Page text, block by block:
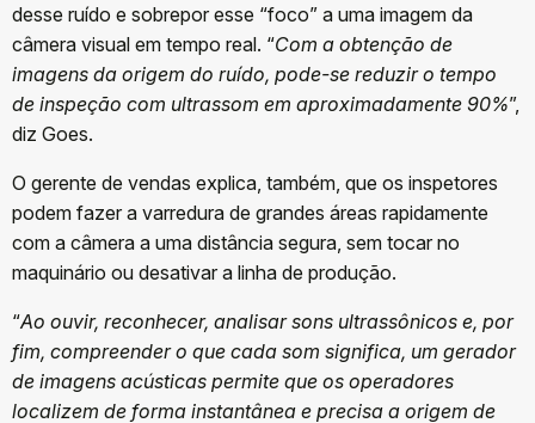
desse ruído e sobrepor esse “foco” a uma imagem da
câmera visual em tempo real. “Com a obtenção de
imagens da origem do ruído, pode-se reduzir o tempo
de inspeção com ultrassom em aproximadamente 90%”,
diz Goes.
O gerente de vendas explica, também, que os inspetores
podem fazer a varredura de grandes áreas rapidamente
com a câmera a uma distância segura, sem tocar no
maquinário ou desativar a linha de produção.
“Ao ouvir, reconhecer, analisar sons ultrassônicos e, por
fim, compreender o que cada som significa, um gerador
de imagens acústicas permite que os operadores
localizem de forma instantânea e precisa a origem de